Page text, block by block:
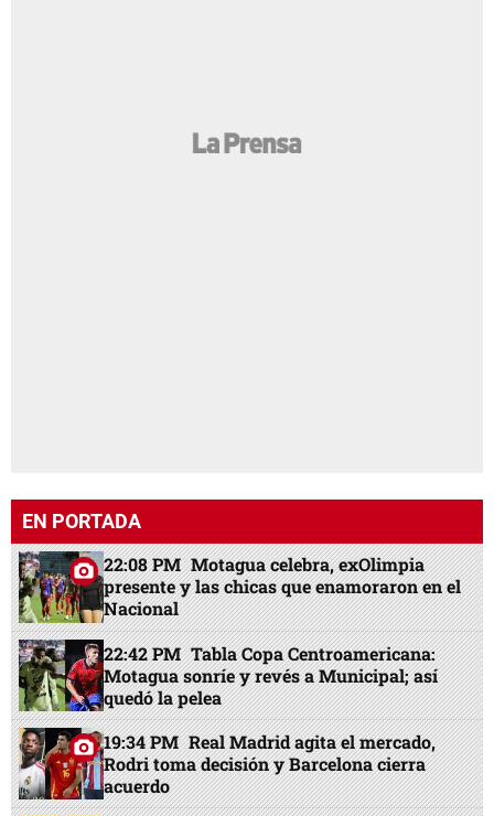
EN PORTADA
22:08 PM Motagua celebra, exOlimpia
presente y las chicas que enamoraron en el
Nacional
22:42 PM Tabla Copa Centroamericana:
Motagua sonríe y revés a Municipal; así
quedó la pelea
19:34 PM Real Madrid agita el mercado,
Rodri toma decisión y Barcelona cierra
acuerdo